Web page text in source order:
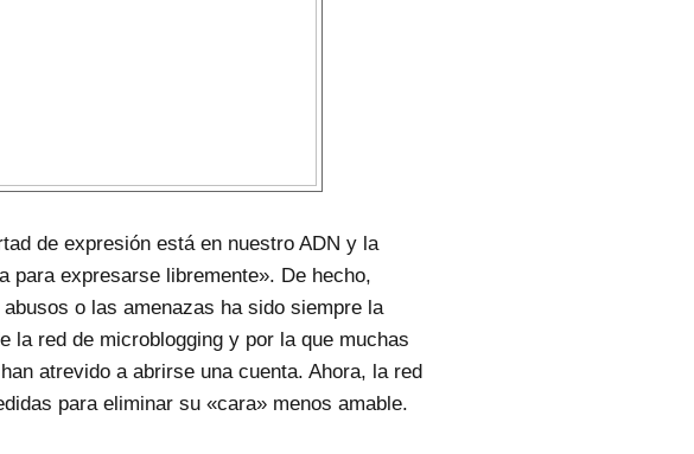
de expresión está en nuestro ADN y la
para expresarse libremente». De hecho,
o las amenazas ha sido siempre la
la red de microblogging y por la que muchas
atrevido a abrirse una cuenta. Ahora, la red
para eliminar su «cara» menos amable.